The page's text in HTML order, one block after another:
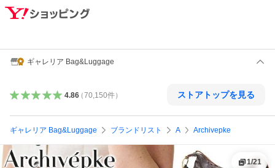
ギャレリア Bag&Luggage
4.86（70,150件） ストアトップを見る
ギャレリア Bag&Luggage ブランドリスト A Archivepke
1/21